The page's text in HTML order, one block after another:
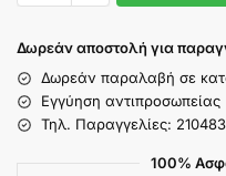
Δωρεάν αποστολή για
Δωρεάν παραλαβή σε
Εγγύηση αντιπροσωπείας
Τηλ. Παραγγελίες:
100%